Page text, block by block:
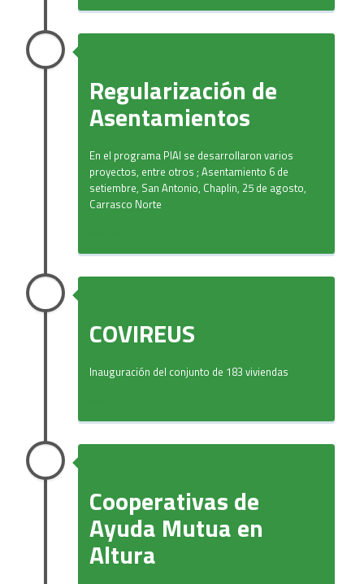
Regularización de
Asentamientos
En el programa PIAI se desarrollaron varios
proyectos, entre otros ; Asentamiento 6 de
setiembre, San Antonio, Chaplin, 25 de agosto,
Carrasco Norte
COVIREUS
Inauguración del conjunto de 183 viviendas
Cooperativas de
Ayuda Mutua en
Altura